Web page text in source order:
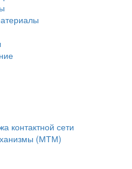
контактной сети
(МТМ)